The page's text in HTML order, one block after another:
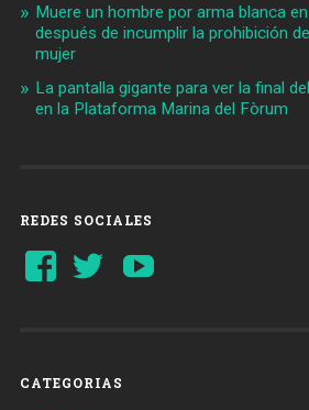
Muere un hombre por arma blanca
después de incumplir la prohibición
mujer
La pantalla gigante para ver la final
en la Plataforma Marina del Fòrum
REDES SOCIALES
Ver
perfil
Ver
perfil
CATEGORIAS